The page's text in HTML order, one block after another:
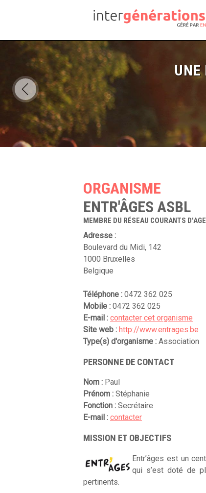
UNE
ORGANISME
ENTR'ÂGES ASBL
MEMBRE DU RÉSEAU COURANTS
Adresse :
Boulevard du Midi, 142
1000 Bruxelles
Belgique
Téléphone : 0472 362 025
Mobile : 0472 362 025
E-mail : contacter cet organisme
Site web : http://www.entrages.be
Type(s) d'organisme : Association
PERSONNE DE CONTACT
Nom : Paul
Prénom : Stéphanie
Fonction : Secrétaire
E-mail : contacter
MISSION ET OBJECTIFS
Entr’âges est un
qui s’est doté de
pertinents.